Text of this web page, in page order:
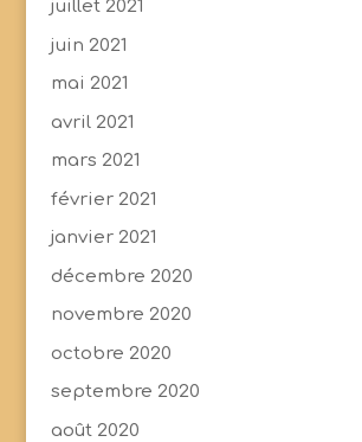
juillet 2021
juin 2021
mai 2021
avril 2021
mars 2021
février 2021
janvier 2021
décembre 2020
novembre 2020
octobre 2020
septembre 2020
août 2020